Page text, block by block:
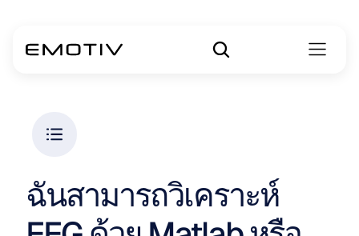
ฉันสามารถวิเคราะห์